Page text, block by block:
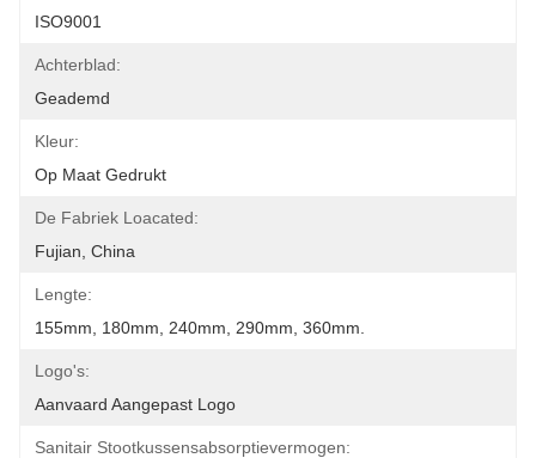
ISO9001
Achterblad:
Geademd
Kleur:
Op Maat Gedrukt
De Fabriek Loacated:
Fujian, China
Lengte:
155mm, 180mm, 240mm, 290mm, 360mm.
Logo's:
Aanvaard Aangepast Logo
Sanitair Stootkussensabsorptievermogen: